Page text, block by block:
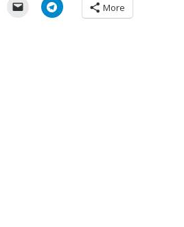
More